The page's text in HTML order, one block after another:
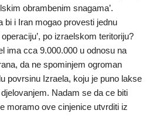
obrambenim snagama’.
bi i Iran mogao provesti jednu
po izraelskom teritoriju?
ima cca 9.000.000 u odnosu na
da ne spominjem ogroman
povrsinu Izraela, koju je puno lakse
Nadam se da ce biti
moramo ove cinjenice utvrditi iz